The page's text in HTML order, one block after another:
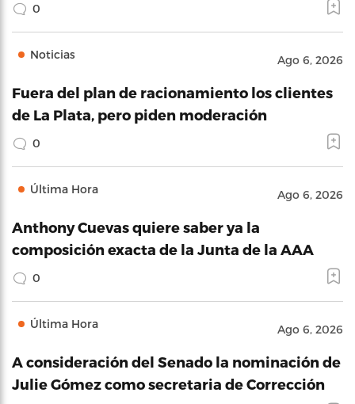
0
Noticias Ago 6, 2026
Fuera del plan de racionamiento los clientes
de La Plata, pero piden moderación
0
Última Hora Ago 6, 2026
Anthony Cuevas quiere saber ya la
composición exacta de la Junta de la AAA
0
Última Hora Ago 6, 2026
A consideración del Senado la nominación de
Julie Gómez como secretaria de Corrección